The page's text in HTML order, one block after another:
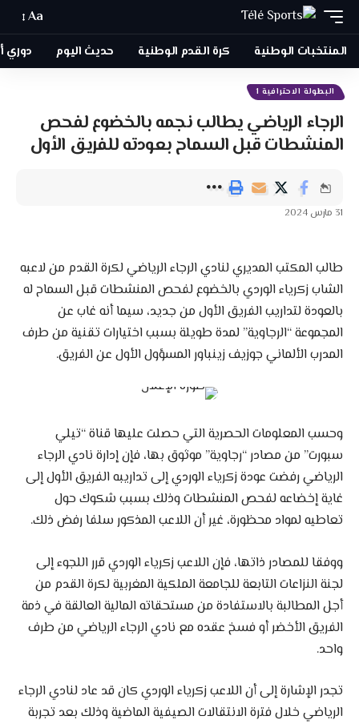
Aa
المنتخبات الوطنية كرة القدم الوطنية حديث اليوم دوري
البطولة الاحترافية 1
الرجاء الرياضي يطالب نجمه بالخضوع لفحص
المنشطات قبل السماح بعودته للفريق الأول
طالب المكتب المديري لنادي الرجاء الرياضي لكرة القدم من لاعبه
الشاب زكرياء الوردي بالخضوع لفحص المنشطات قبل السماح له
بالعودة لتداريب الفريق الأول من جديد، سيما أنه غاب عن
المجموعة “الرجاوية” لمدة طويلة بسبب اختيارات تقنية من طرف
المدرب الألماني جوزيف زينباور المسؤول الأول عن الفريق.
وحسب المعلومات الحصرية التي حصلت عليها قناة “تيلي
سبورت” من مصادر “رجاوية” موثوق بها، فإن إدارة نادي الرجاء
الرياضي رفضت عودة زكرياء الوردي إلى تداريبه الفريق الأول إلى
غاية إخضاعه لفحص المنشطات وذلك بسبب شكوك حول
تعاطيه لمواد محظورة، غير أن اللاعب المذكور سلفا رفض ذلك.
ووفقا للمصادر ذاتها، فإن اللاعب زكرياء الوردي قرر اللجوء إلى
لجنة النزاعات التابعة للجامعة الملكية المغربية لكرة القدم من
أجل المطالبة بالاستفادة من مستحقاته المالية العالقة في ذمة
الفريق الأخضر أو فسخ عقده مع نادي الرجاء الرياضي من طرف
واحد.
تجدر الإشارة إلى أن اللاعب زكرياء الوردي كان قد عاد لنادي الرجاء
الرياضي خلال فترة الانتقالات الصيفية الماضية وذلك بعد تجربة